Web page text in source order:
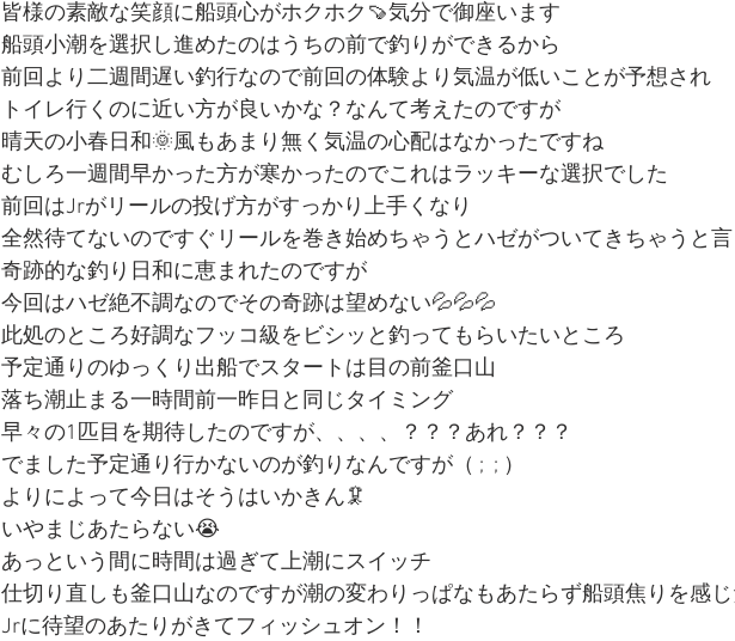
皆様の素敵な笑顔に船頭心がホクホク🍠気分で御座います
船頭小潮を選択し進めたのはうちの前で釣りができるから
前回より二週間遅い釣行なので前回の体験より気温が低いことが予想され
トイレ行くのに近い方が良いかな？なんて考えたのですが
晴天の小春日和🌞風もあまり無く気温の心配はなかったですね
むしろ一週間早かった方が寒かったのでこれはラッキーな選択でした
前回はJrがリールの投げ方がすっかり上手くなり
全然待てないのですぐリールを巻き始めちゃうとハゼがついてきちゃうと
奇跡的な釣り日和に恵まれたのですが
今回はハゼ絶不調なのでその奇跡は望めない💦💦💦
此処のところ好調なフッコ級をビシッと釣ってもらいたいところ
予定通りのゆっくり出船でスタートは目の前釜口山
落ち潮止まる一時間前一昨日と同じタイミング
早々の1匹目を期待したのですが、、、、？？？あれ？？？
でました予定通り行かないのが釣りなんですが（ ;  ; ）
よりによって今日はそうはいかきん🦑
いやまじあたらない😭
あっという間に時間は過ぎて上潮にスイッチ
仕切り直しも釜口山なのですが潮の変わりっぱなもあたらず船頭焦りを感
Jrに待望のあたりがきてフィッシュオン！！